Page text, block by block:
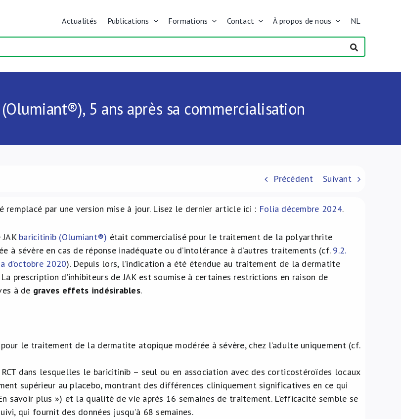
Actualités Publications Formations Contact À propos de nous NL
5 ans après sa commercialisation
Précédent Suivant
par une version mise à jour. Lisez le dernier article ici : Folia décembre 2024.
baricitinib (Olumiant®) était commercialisé pour le traitement de la polyarthrite
à sévère en cas de réponse inadéquate ou d’intolérance à d’autres traitements (cf. 9.2.
d’octobre 2020). Depuis lors, l’indication a été étendue au traitement de la dermatite
prescription d’inhibiteurs de JAK est soumise à certaines restrictions en raison de
à de graves effets indésirables.
le traitement de la dermatite atopique modérée à sévère, chez l’adulte uniquement (cf.
RCT dans lesquelles le baricitinib – seul ou en association avec des corticostéroïdes locaux
supérieur au placebo, montrant des différences cliniquement significatives en ce qui
savoir plus ») et la qualité de vie après 16 semaines de traitement. L’efficacité semble se
qui fournit des données jusqu’à 68 semaines.